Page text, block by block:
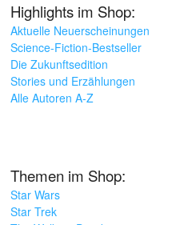
Highlights im Shop:
Aktuelle Neuerscheinungen
Science-Fiction-Bestseller
Die Zukunftsedition
Stories und Erzählungen
Alle Autoren A-Z
Themen im Shop:
Star Wars
Star Trek